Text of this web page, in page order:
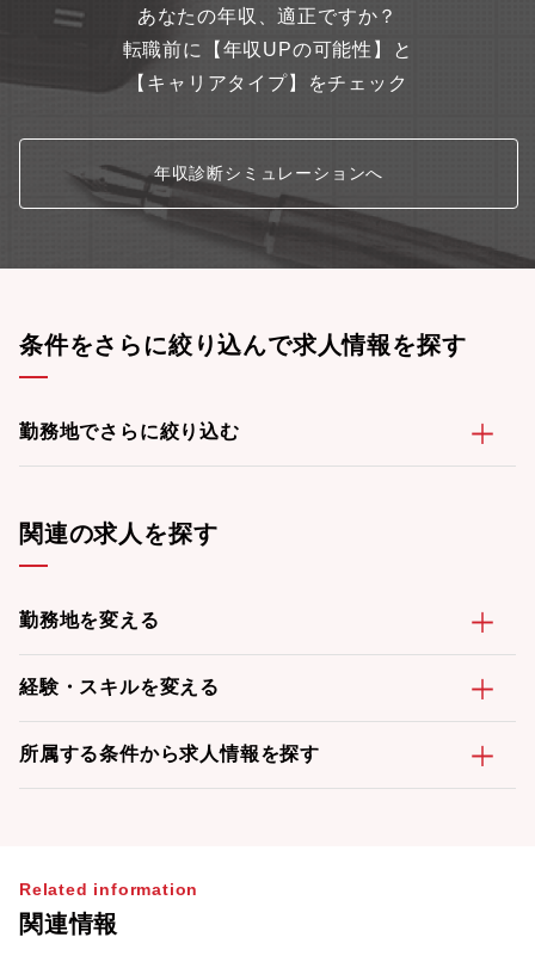
あなたの年収、適正ですか？
転職前に【年収UPの可能性】と
【キャリアタイプ】をチェック
年収診断シミュレーションへ
条件をさらに絞り込んで求人情報を探す
勤務地でさらに絞り込む
関連の求人を探す
勤務地を変える
経験・スキルを変える
所属する条件から求人情報を探す
Related information
関連情報